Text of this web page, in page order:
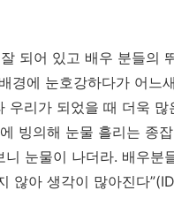
되어 있고 배우 분들의
에 눈호강하다가 어느
리가 되었을 때 더욱
빙의해 눈물 흘리는 종
눈물이 나더라. 배우분
않아 생각이 많아진다